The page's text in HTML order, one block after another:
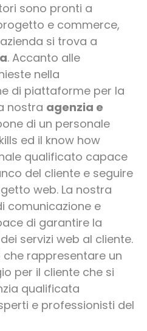
sono pronti a
e commerce,
si trova a
. Accanto alle
nella
di piattaforme per la
nostra agenzia e
di un personale
ed il know how
qualificato capace
del cliente e seguire
web. La nostra
comunicazione e
di garantire la
servizi web al cliente.
rappresentare un
per il cliente che si
qualificata
e professionisti del